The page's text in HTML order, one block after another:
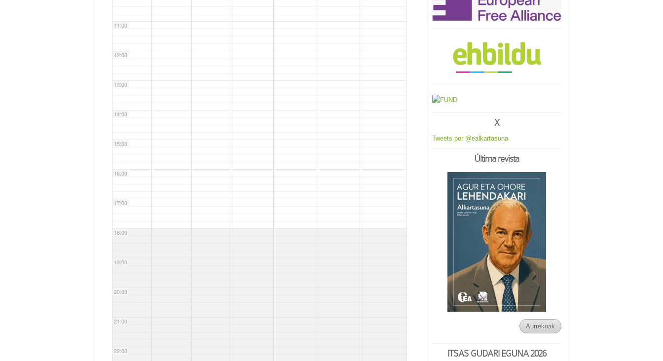
11:00
12:00
13:00
14:00
15:00
16:00
17:00
18:00
19:00
20:00
21:00
22:00
X
Tweets por @ealkartasuna
Última revista
Aurrekoak
ITSAS GUDARI EGUNA 2026